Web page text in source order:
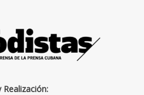
Realización: